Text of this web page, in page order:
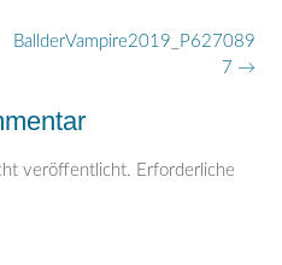
BallderVampire2019_P627089
7 →
veröffentlicht. Erforderliche